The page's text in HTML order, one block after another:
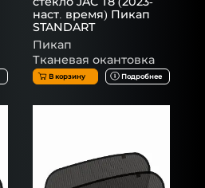
наст. время) Пикап
STANDART
Пикап
Тканевая окантовка
В корзину Подробнее